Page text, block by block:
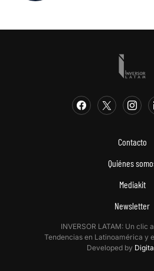
Contacto
Quiénes
Mediakit
Newsletter
INVERSOR LATAM: Un clic
Tendencias en Latinoamérica y
Developed by